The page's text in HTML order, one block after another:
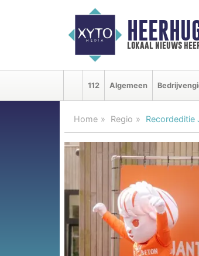
lokaal nieuws
112 Algemeen
Home Regio Recordeditie